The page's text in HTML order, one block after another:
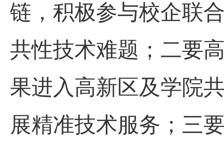
链，积极参与校企联
共性技术难题；二要
果进入高新区及学院
展精准技术服务；三